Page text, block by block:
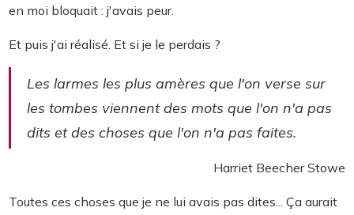
en moi bloquait : j'avais peur.
Et puis j'ai réalisé. Et si je le perdais ?
Les larmes les plus amères que l'on verse sur
les tombes viennent des mots que l'on n'a pas
dits et des choses que l'on n'a pas faites.
Harriet Beecher Stowe
Toutes ces choses que je ne lui avais pas dites... Ça aurait